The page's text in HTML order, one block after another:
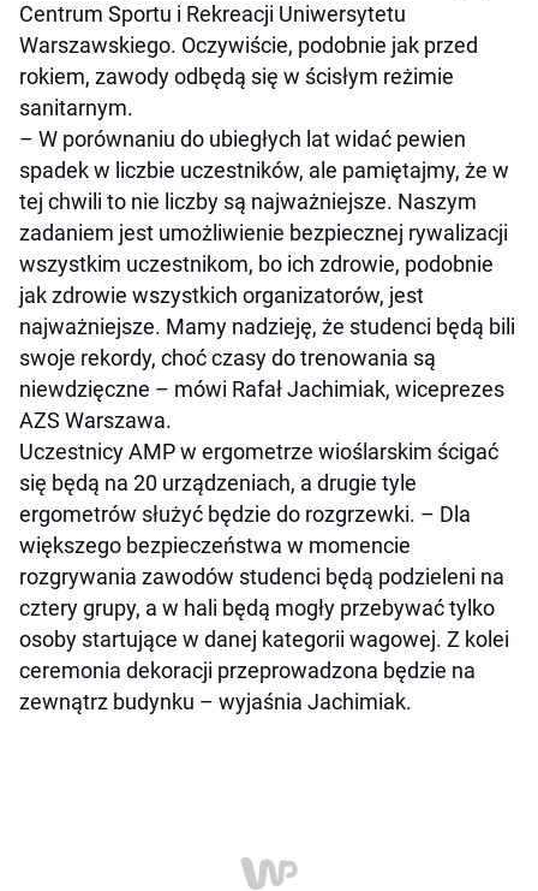
Centrum Sportu i Rekreacji Uniwersytetu
Warszawskiego. Oczywiście, podobnie jak przed
rokiem, zawody odbędą się w ścisłym reżimie
sanitarnym.
– W porównaniu do ubiegłych lat widać pewien
spadek w liczbie uczestników, ale pamiętajmy, że w
tej chwili to nie liczby są najważniejsze. Naszym
zadaniem jest umożliwienie bezpiecznej rywalizacji
wszystkim uczestnikom, bo ich zdrowie, podobnie
jak zdrowie wszystkich organizatorów, jest
najważniejsze. Mamy nadzieję, że studenci będą bili
swoje rekordy, choć czasy do trenowania są
niewdzięczne – mówi Rafał Jachimiak, wiceprezes
AZS Warszawa.
Uczestnicy AMP w ergometrze wioślarskim ścigać
się będą na 20 urządzeniach, a drugie tyle
ergometrów służyć będzie do rozgrzewki. – Dla
większego bezpieczeństwa w momencie
rozgrywania zawodów studenci będą podzieleni na
cztery grupy, a w hali będą mogły przebywać tylko
osoby startujące w danej kategorii wagowej. Z kolei
ceremonia dekoracji przeprowadzona będzie na
zewnątrz budynku – wyjaśnia Jachimiak.